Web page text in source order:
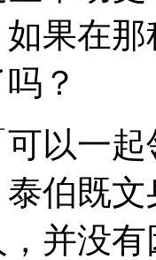
果在
？
一起
伯既
并没